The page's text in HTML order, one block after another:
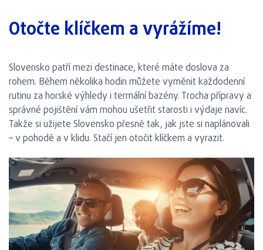
Otočte klíčkem a vyrážíme!
Slovensko patří mezi destinace, které máte doslova za
rohem. Během několika hodin můžete vyměnit každodenní
rutinu za horské výhledy i termální bazény. Trocha přípravy a
správné pojištění vám mohou ušetřit starosti i výdaje navíc.
Takže si užijete Slovensko přesně tak, jak jste si naplánovali
– v pohodě a v klidu. Stačí jen otočit klíčkem a vyrazit.